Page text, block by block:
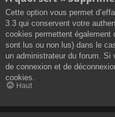
Cette option vous permet
3.3 qui conservent votre
cookies permettent également
sont lus ou non lus) dans le
un administrateur du forum. Si
de connexion et de
cookies.
Haut